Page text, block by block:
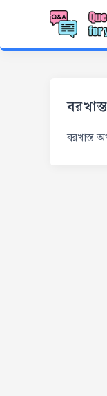
বরখাস্ত